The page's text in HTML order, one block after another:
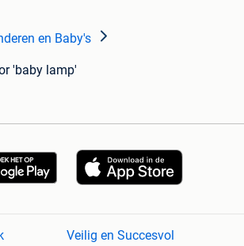
en Baby's
'baby lamp'
Veilig en Succesvol